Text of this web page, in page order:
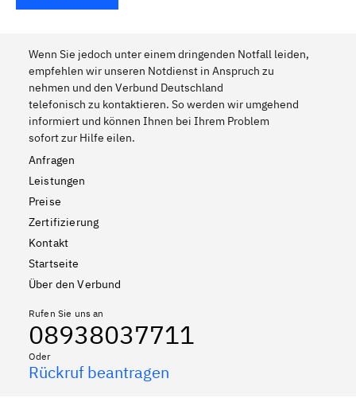
Wenn Sie jedoch unter einem dringenden Notfall leiden,
empfehlen wir unseren Notdienst in Anspruch zu
nehmen und den Verbund Deutschland
telefonisch zu kontaktieren. So werden wir umgehend
informiert und können Ihnen bei Ihrem Problem
sofort zur Hilfe eilen.
Anfragen
Leistungen
Preise
Zertifizierung
Kontakt
Startseite
Über den Verbund
Rufen Sie uns an
08938037711
Oder
Rückruf beantragen